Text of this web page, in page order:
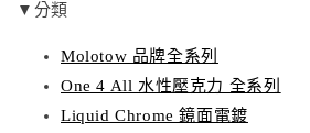
Molotow 品牌全系列
One 4 All 水性壓克力 全系列
Liquid Chrome 鏡面電鍍
▼分類